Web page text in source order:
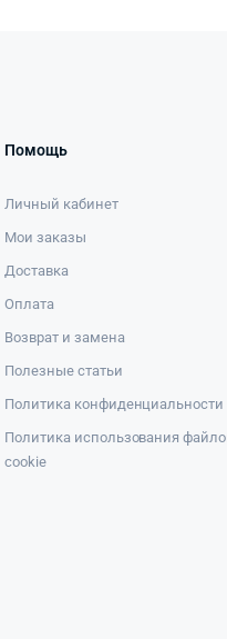
Помощь
Личный кабинет
Мои заказы
Доставка
Оплата
Возврат и замена
Полезные статьи
Политика конфиденциальности
Политика использования
cookie